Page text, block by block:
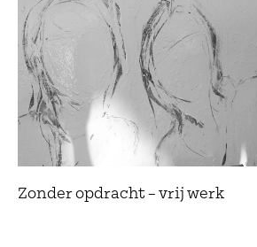
Zonder opdracht – vrij werk